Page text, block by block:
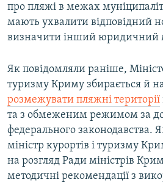
про пляжі в межах
мають ухвалити відповідний
визначити інший юридичний
Як повідомляли раніше,
туризму Криму збирається й
розмежувати пляжні території
та з обмеженим режимом за
федерального законодавства.
міністр курортів і туризму
на розгляд Ради міністрів
методичні рекомендації з